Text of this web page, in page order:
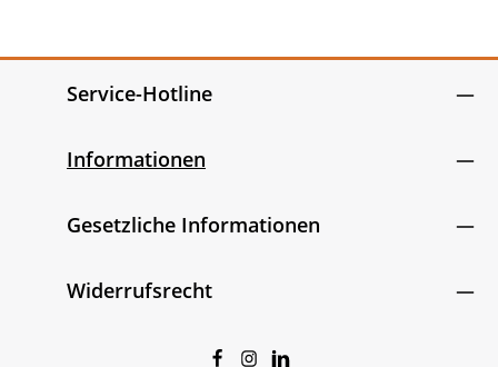
Service-Hotline
Informationen
Gesetzliche Informationen
Widerrufsrecht